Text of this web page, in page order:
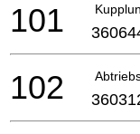
101
102